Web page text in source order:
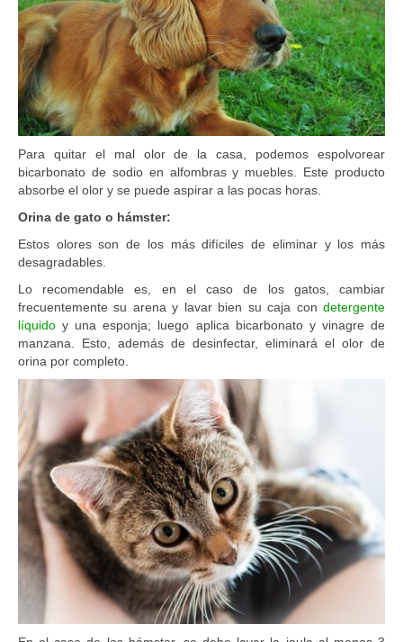
Para quitar el mal olor de la casa, podemos espolvorear
bicarbonato de sodio en alfombras y muebles. Este producto
absorbe el olor y se puede aspirar a las pocas horas.
Orina de gato o hámster:
Estos olores son de los más difíciles de eliminar y los más
desagradables.
Lo recomendable es, en el caso de los gatos, cambiar
frecuentemente su arena y lavar bien su caja con detergente
líquido y una esponja; luego aplica bicarbonato y vinagre de
manzana. Esto, además de desinfectar, eliminará el olor de
orina por completo.